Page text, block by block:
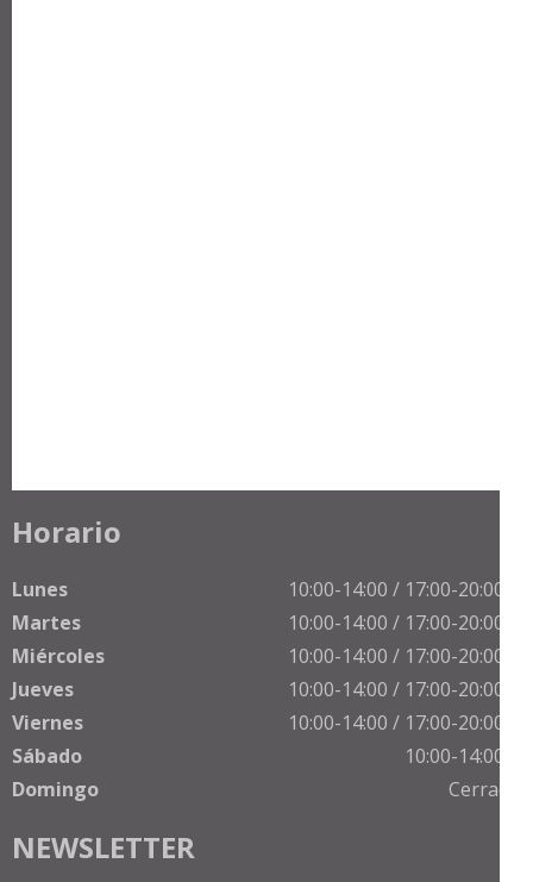
Horario
Lunes
10:00-14:00 / 17:00-20:00 h
Martes
10:00-14:00 / 17:00-20:00 h
Miércoles
10:00-14:00 / 17:00-20:00 h
Jueves
10:00-14:00 / 17:00-20:00 h
Viernes
10:00-14:00 / 17:00-20:00 h
Sábado
10:00-14:00 h
Domingo
Cerrado
NEWSLETTER